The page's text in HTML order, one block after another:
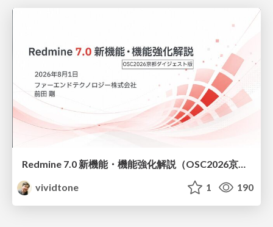
Redmine 7.0 新機能・機能強化解説（OSC2026京都ダイジェスト版）
vividtone
1 190